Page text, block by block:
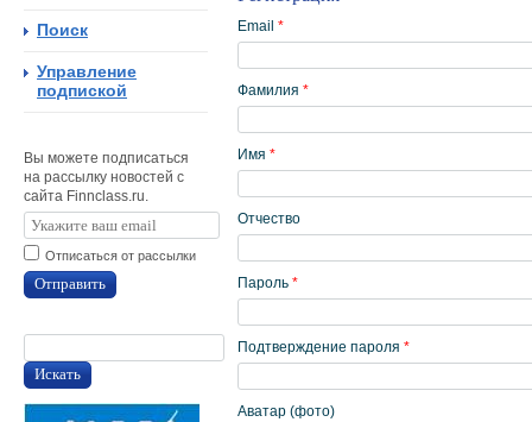
Email *
Фамилия *
Имя *
Отчество
Пароль *
Подтверждение пароля *
Аватар (фото)
Поиск
Управление
подпиской
Вы можете подписаться
на рассылку новостей с
сайта Finnclass.ru.
Отписаться от рассылки
Отправить
Искать